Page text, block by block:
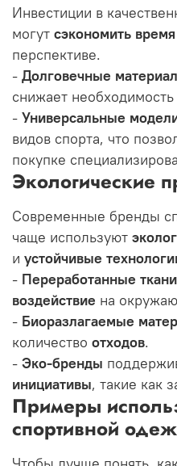
Инвестиции в
могут сэкономить время
перспективе.
- Долговечные
снижает
- Универсальные
видов спорта, что
покупке
Экологические
Современные бренды
чаще используют
и устойчивые
- Переработанные ткани
воздействие на
- Биоразлагаемые
количество отходов.
- Эко-бренды
инициативы, такие как
Примеры
спортивной